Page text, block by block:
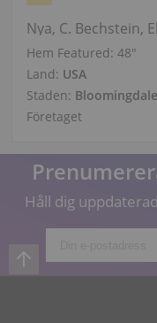
Nya, C. Bechstein,
Hem Featured: 48″
Land: USA
Staden: Bloomingdale
Företaget
Håll dig